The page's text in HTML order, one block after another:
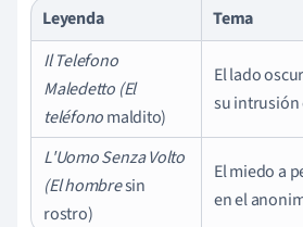
Leyenda
Tema
Il Telefono
Maledetto (El
teléfonomaldito)
El lado
su intrusión
L'Uomo Senza Volto
(El hombresin
rostro)
El miedo a
en el